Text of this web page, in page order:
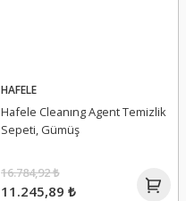
HAFELE
Hafele Cleanıng Agent Temizlik
Sepeti, Gümüş
11.245,89 ₺
16.784,92 ₺